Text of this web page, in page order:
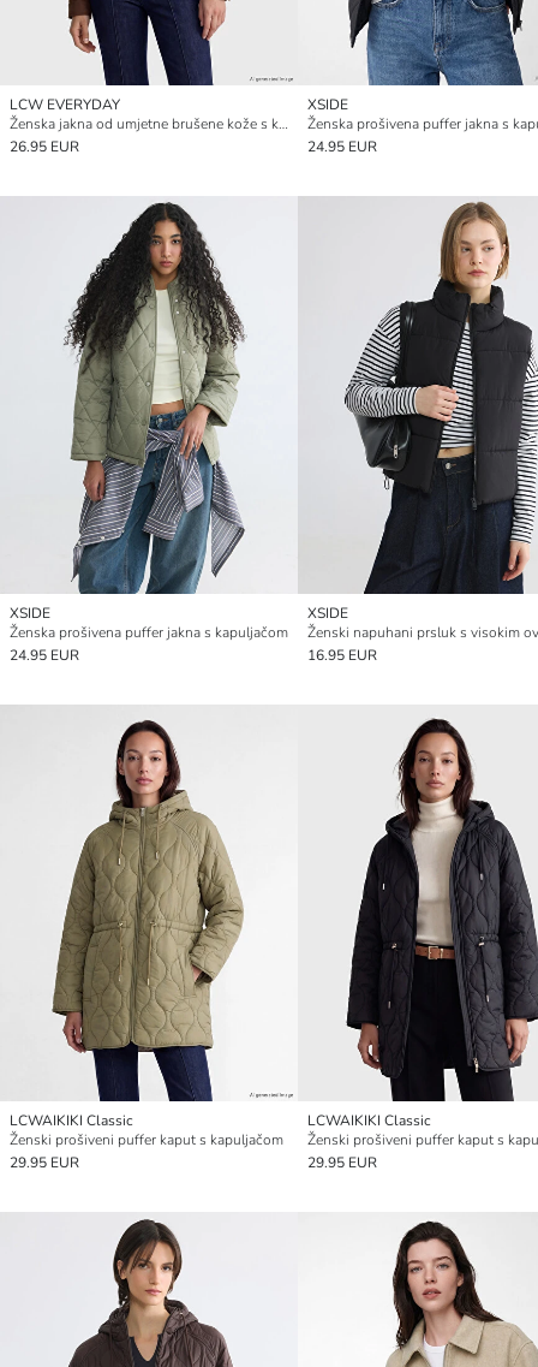
LCW EVERYDAY
Ženska jakna od umjetne brušene kože s kragnom
26.95 EUR
XSIDE
Ženska prošivena puffer jakna s
24.95 EUR
XSIDE
Ženska prošivena puffer jakna s kapuljačom
24.95 EUR
XSIDE
16.95 EUR
LCWAIKIKI Classic
Ženski prošiveni puffer kaput s kapuljačom
29.95 EUR
LCWAIKIKI Classic
Ženski prošiveni puffer kaput s
29.95 EUR